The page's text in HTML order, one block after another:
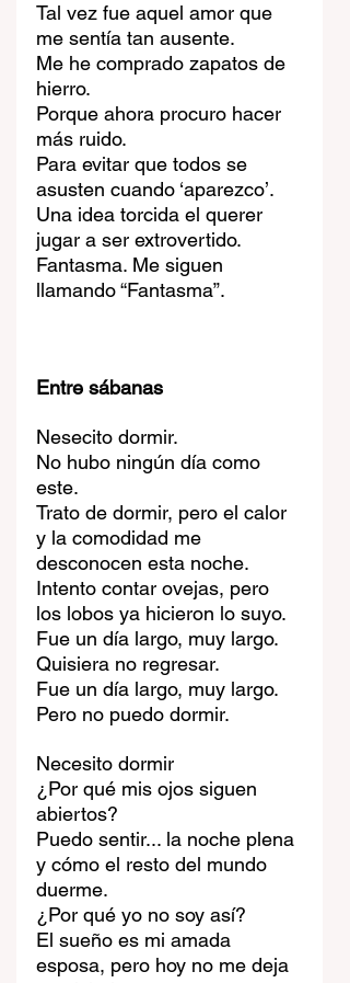
Tal vez fue aquel amor que
me sentía tan ausente.
Me he comprado zapatos de
hierro.
Porque ahora procuro hacer
más ruido.
Para evitar que todos se
asusten cuando ‘aparezco’.
Una idea torcida el querer
jugar a ser extrovertido.
Fantasma. Me siguen
llamando “Fantasma”.
Entre sábanas
Nesecito dormir.
No hubo ningún día como
este.
Trato de dormir, pero el calor
y la comodidad me
desconocen esta noche.
Intento contar ovejas, pero
los lobos ya hicieron lo suyo.
Fue un día largo, muy largo.
Quisiera no regresar.
Fue un día largo, muy largo.
Pero no puedo dormir.
Necesito dormir
¿Por qué mis ojos siguen
abiertos?
Puedo sentir... la noche plena
y cómo el resto del mundo
duerme.
¿Por qué yo no soy así?
El sueño es mi amada
esposa, pero hoy no me deja